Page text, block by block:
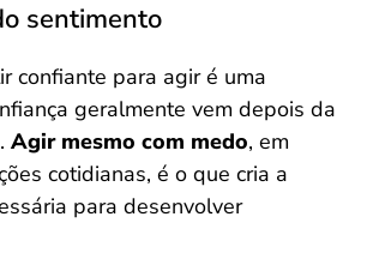
sentimento
confiante para agir é uma
geralmente vem depois da
Agir mesmo com medo, em
cotidianas, é o que cria a
para desenvolver